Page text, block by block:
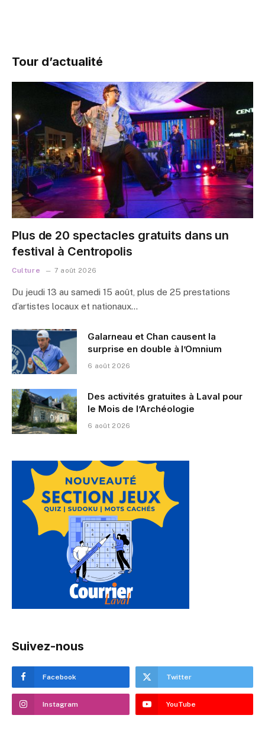
Tour d’actualité
Plus de 20 spectacles gratuits dans un
festival à Centropolis
Culture 7 août 2026
Du jeudi 13 au samedi 15 août, plus de 25 prestations
d’artistes locaux et nationaux…
Galarneau et Chan causent la
surprise en double à l’Omnium
6 août 2026
Des activités gratuites à Laval pour
le Mois de l’Archéologie
6 août 2026
Suivez-nous
Facebook Twitter
Instagram YouTube